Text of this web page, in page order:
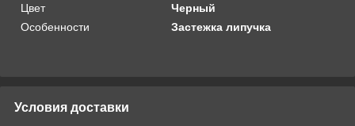
Цвет
Черный
Особенности
Застежка липучка
Условия доставки